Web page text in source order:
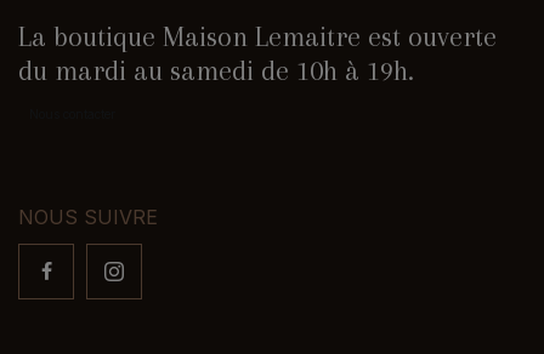
La boutique Maison Lemaitre est ouverte
du mardi au samedi de 10h à 19h.
NOUS SUIVRE